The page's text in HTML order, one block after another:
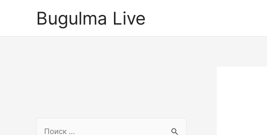
Bugulma Live